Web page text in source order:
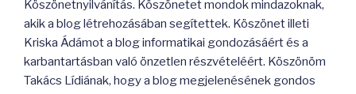
Köszönetnyilvánítás. Köszönetet mondok mindazoknak,
akik a blog létrehozásában segítettek. Köszönet illeti
Kriska Ádámot a blog informatikai gondozásáért és a
karbantartásban való önzetlen részvételéért. Köszönöm
Takács Lídiának, hogy a blog megjelenésének gondos